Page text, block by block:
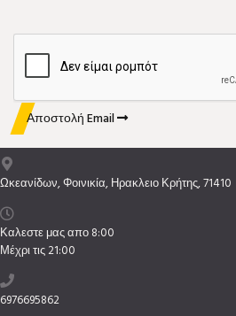
Αποστολή Email
Ωκεανίδων, Φοινικία, Ηρακλειο Κρήτης, 71410
Καλεστε μας απο 8:00
Μέχρι τις 21:00
6976695862